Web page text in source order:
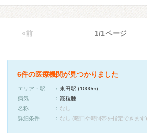
«前 1/1ページ
6件の医療機関が見つかりました
エリア・駅
東田駅 (1000m)
病気
霰粒腫
名称
なし
詳細条件
なし (曜日や時間帯を指定できます)